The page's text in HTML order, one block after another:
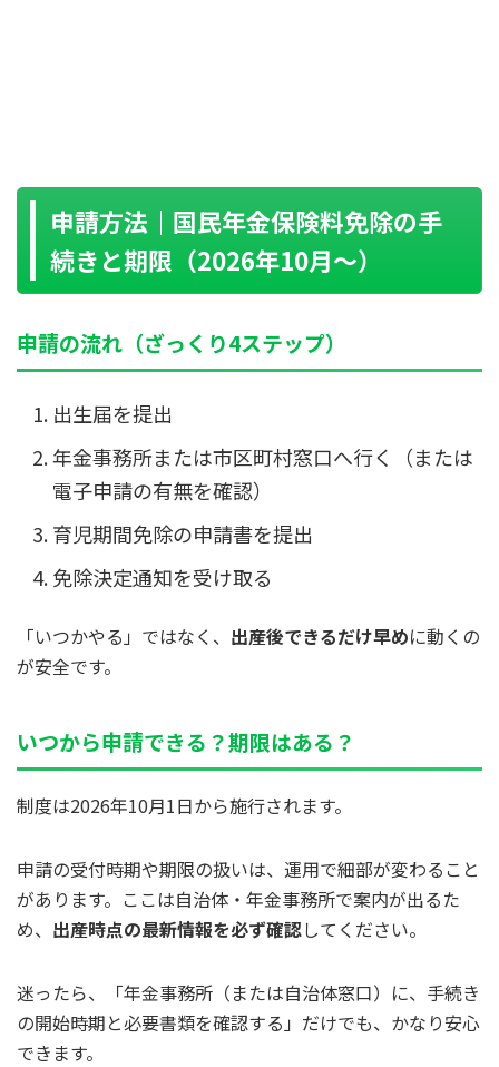
申請方法｜国民年金保険料免除の手
続きと期限（2026年10月〜）
申請の流れ（ざっくり4ステップ）
出生届を提出
年金事務所または市区町村窓口へ行く（または
電子申請の有無を確認）
育児期間免除の申請書を提出
免除決定通知を受け取る
「いつかやる」ではなく、 出産後できるだけ早めに動くの
が安全です。
いつから申請できる？期限はある？
制度は2026年10月1日から施行されます。
申請の受付時期や期限の扱いは、運用で細部が変わること
があります。ここは自治体・年金事務所で案内が出るた
め、 出産時点の最新情報を必ず確認してください。
迷ったら、「年金事務所（または自治体窓口）に、手続き
の開始時期と必要書類を確認する」だけでも、かなり安心
できます。